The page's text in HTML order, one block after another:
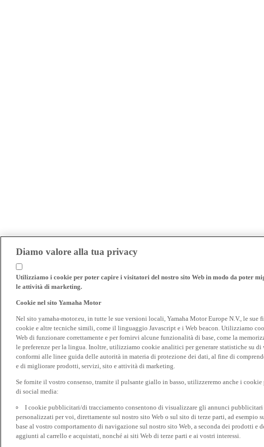
Diamo valore alla tua privacy
Utilizziamo i cookie per poter capire i visitatori del nostro sito Web in modo da poter
le attività di marketing.
Cookie nel sito Yamaha Motor
Nel sito yamaha-motor.eu, in tutte le sue versioni locali, Yamaha Motor Europe N.V., le
cookie e altre tecniche simili, come il linguaggio Javascript e i Web beacon. Utilizziamo
Web di funzionare correttamente e per fornirvi alcune funzionalità di base, come la
le preferenze per la lingua. Inoltre, utilizziamo cookie analitici per generare statistiche su
conformi alle linee guida delle autorità in materia di protezione dei dati, al fine di
e di migliorare prodotti, servizi, sito e attività di marketing.
Se fornite il vostro consenso, tramite il pulsante giallo in basso, utilizzeremo anche i
di social media:
I cookie pubblicitari/di tracciamento consentono di visualizzare gli annunci
personalizzati per voi, direttamente sul nostro sito Web o sul sito di terze parti, ad esempio
base al vostro comportamento di navigazione sul nostro sito Web, a seconda dei prodotti
aggiunti al carrello e acquistati, nonché ai siti Web di terze parti e ai vostri interessi.